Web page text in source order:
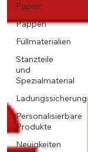
Papier
Pappen
Füllmaterialien
Stanzteile
und
Spezialmaterial
Ladungssicherung
Personalisierbare
Produkte
Neuigkeiten